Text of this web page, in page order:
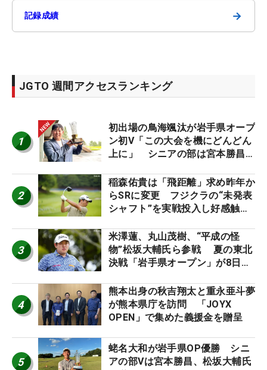
記録成績 →
JGTO 週間アクセスランキング
1
初出場の鳥海颯汰が岩手県オープ
ン初V「この大会を機にどんどん
上に」 シニアの部は宮本勝昌が
2
稲森佑貴は「飛距離」求め昨年か
らSRに変更 フジクラの“未発表
シャフト”を実戦投入し好感触
ーのヒトネタ！】
3
米澤蓮、丸山茂樹、“平成の怪
物”松坂大輔氏ら参戦 夏の東北
決戦「岩手県オープン」が8日開
4
熊本出身の秋吉翔太と重永亜斗夢
が熊本県庁を訪問 「JOYX
OPEN」で集めた義援金を贈呈
5
蛯名大和が岩手県OP優勝 シニ
アの部Vは宮本勝昌、松坂大輔氏